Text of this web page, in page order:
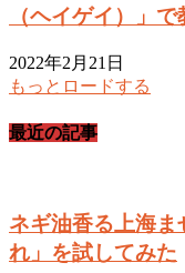
（ヘイゲイ）」
2022年2月21日
もっとロードする
最近の記事
ネギ油香る上海
れ」を試してみた